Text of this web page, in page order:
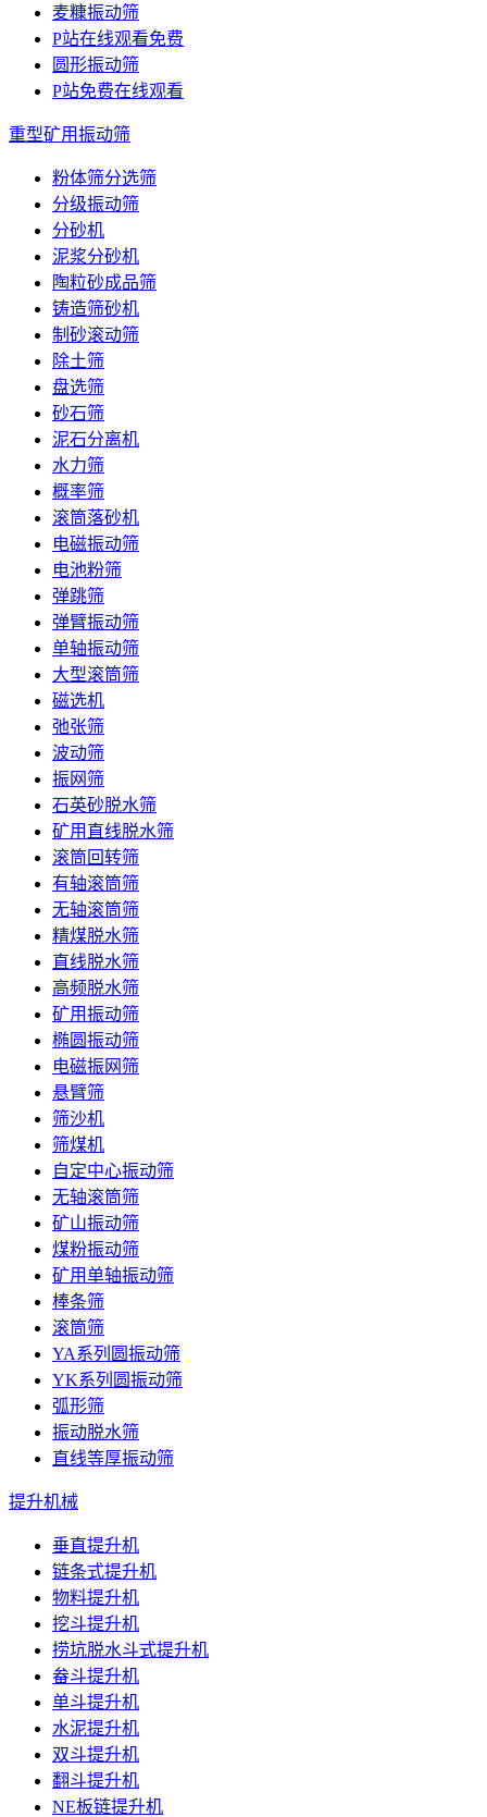
麦糠振动筛
P站在线观看免费
圆形振动筛
P站免费在线观看
重型矿用振动筛
粉体筛分选筛
分级振动筛
分砂机
泥浆分砂机
陶粒砂成品筛
铸造筛砂机
制砂滚动筛
除土筛
盘选筛
砂石筛
泥石分离机
水力筛
概率筛
滚筒落砂机
电磁振动筛
电池粉筛
弹跳筛
弹臂振动筛
单轴振动筛
大型滚筒筛
磁选机
弛张筛
波动筛
振网筛
石英砂脱水筛
矿用直线脱水筛
滚筒回转筛
有轴滚筒筛
无轴滚筒筛
精煤脱水筛
直线脱水筛
高频脱水筛
矿用振动筛
椭圆振动筛
电磁振网筛
悬臂筛
筛沙机
筛煤机
自定中心振动筛
无轴滚筒筛
矿山振动筛
煤粉振动筛
矿用单轴振动筛
棒条筛
滚筒筛
YA系列圆振动筛
YK系列圆振动筛
弧形筛
振动脱水筛
直线等厚振动筛
提升机械
垂直提升机
链条式提升机
物料提升机
挖斗提升机
捞坑脱水斗式提升机
畚斗提升机
单斗提升机
水泥提升机
双斗提升机
翻斗提升机
NE板链提升机